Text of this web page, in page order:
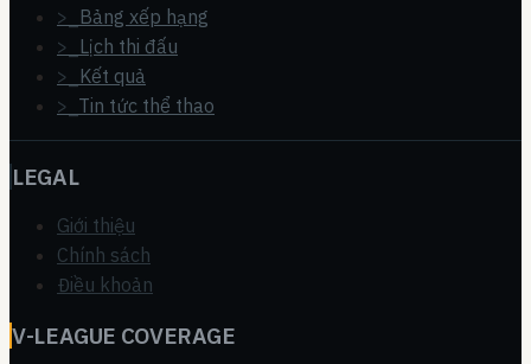
>_ Bảng xếp hạng
>_ Lịch thi đấu
>_ Kết quả
>_ Tin tức thể thao
LEGAL
Giới thiệu
Chính sách
Điều khoản
V-LEAGUE COVERAGE